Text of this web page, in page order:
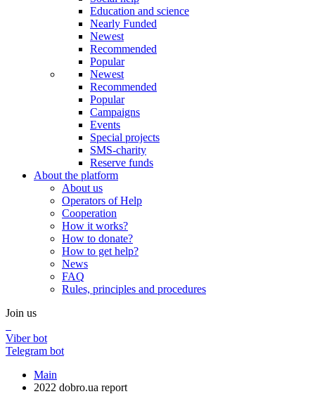
Education and science
Nearly Funded
Newest
Recommended
Popular
Newest
Recommended
Popular
Campaigns
Events
Special projects
SMS-charity
Reserve funds
About the platform
About us
Operators of Help
Cooperation
How it works?
How to donate?
How to get help?
News
FAQ
Rules, principles and procedures
Join us
Viber bot
Telegram bot
Main
2022 dobro.ua report